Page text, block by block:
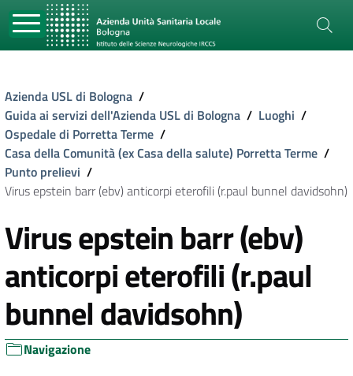
Azienda USL di Bologna /
Guida ai servizi dell'Azienda USL di Bologna / Luoghi /
Ospedale di Porretta Terme /
Casa della Comunità (ex Casa della salute) Porretta Terme /
Punto prelievi /
Virus epstein barr (ebv) anticorpi eterofili (r.paul bunnel davidsohn)
Virus epstein barr (ebv)
anticorpi eterofili (r.paul
bunnel davidsohn)
Navigazione